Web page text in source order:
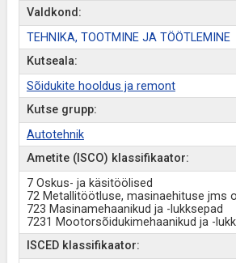
Valdkond:
TEHNIKA, TOOTMINE JA TÖÖTLEMINE
Kutseala:
Sõidukite hooldus ja remont
Kutse grupp:
Autotehnik
Ametite (ISCO) klassifikaator:
7 Oskus- ja käsitöölised
72 Metallitöötluse, masinaehituse jms
723 Masinamehaanikud ja -lukksepad
7231 Mootorsõidukimehaanikud ja -
ISCED klassifikaator: